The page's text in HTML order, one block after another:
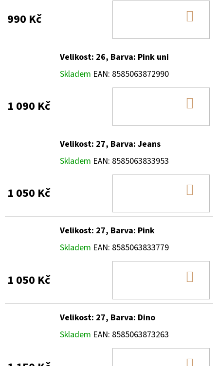
990 Kč
Velikost: 26, Barva: Pink uni
Skladem EAN: 8585063872990
1 090 Kč
Velikost: 27, Barva: Jeans
Skladem EAN: 8585063833953
1 050 Kč
Velikost: 27, Barva: Pink
Skladem EAN: 8585063833779
1 050 Kč
Velikost: 27, Barva: Dino
Skladem EAN: 8585063873263